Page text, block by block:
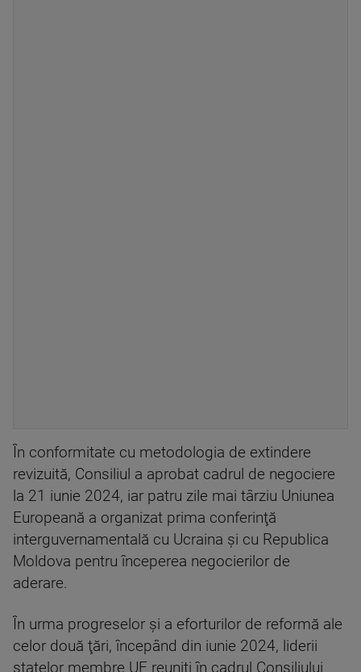
În conformitate cu metodologia de extindere
revizuită, Consiliul a aprobat cadrul de negociere
la 21 iunie 2024, iar patru zile mai târziu Uniunea
Europeană a organizat prima conferinţă
interguvernamentală cu Ucraina şi cu Republica
Moldova pentru începerea negocierilor de
aderare.
În urma progreselor şi a eforturilor de reformă ale
celor două ţări, începând din iunie 2024, liderii
statelor membre UE reuniţi în cadrul Consiliului